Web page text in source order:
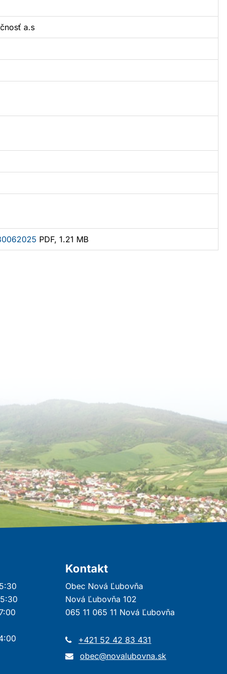
a.s
PDF, 1.21 MB
Kontakt
Obec Nová Ľubovňa
Nová Ľubovňa 102
065 11 065 11 Nová Ľubovňa
+421 52 42 83 431
obec@novalubovna.sk